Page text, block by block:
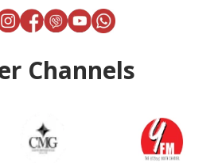
Channels